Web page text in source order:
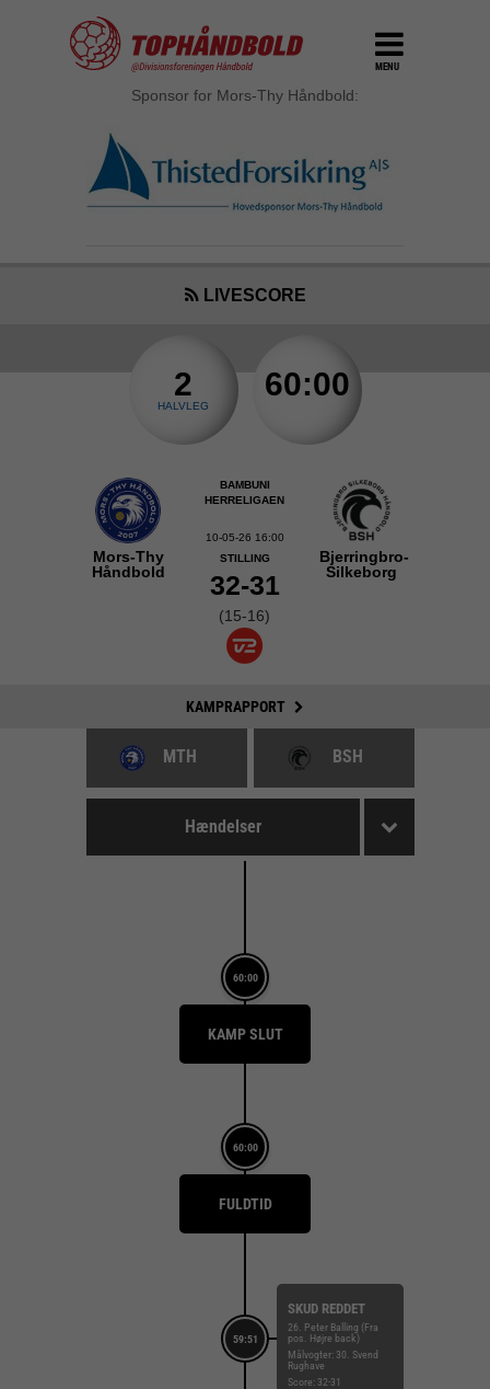
MENU
Sponsor for Mors-Thy Håndbold:
LIVESCORE
2
HALVLEG
60:00
Mors-Thy
Håndbold
BAMBUNI
HERRELIGAEN
10-05-26 16:00
STILLING
32-31
(15-16)
Bjerringbro-
Silkeborg
KAMPRAPPORT
MTH BSH
Hændelser
60:00
KAMP SLUT
60:00
FULDTID
59:51
SKUD REDDET
26. Peter Balling (Fra
pos. Højre back)
Målvogter: 30. Svend
Rughave
Score: 32-31